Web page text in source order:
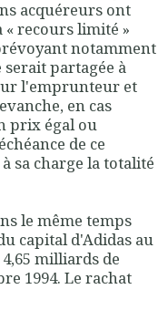
acquéreurs ont
recours limité »
notamment
partagée à
l'emprunteur et
en cas
prix égal ou
de ce
sa charge la totalité
le même temps
capital d'Adidas au
milliards de
1994. Le rachat